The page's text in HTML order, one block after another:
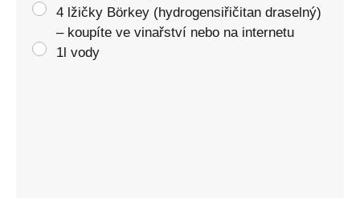
4 lžičky Börkey (hydrogensiřičitan draselný)
– koupíte ve vinařství nebo na internetu
1l vody